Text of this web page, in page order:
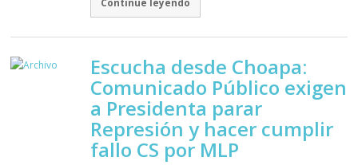
Escucha desde Choapa:
Comunicado Público exigen
a Presidenta parar
Represión y hacer cumplir
fallo CS por MLP